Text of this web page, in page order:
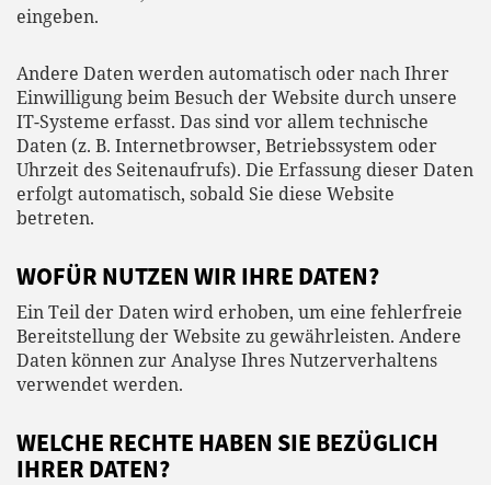
eingeben.
Andere Daten werden automatisch oder nach Ihrer
Einwilligung beim Besuch der Website durch unsere
IT-Systeme erfasst. Das sind vor allem technische
Daten (z. B. Internetbrowser, Betriebssystem oder
Uhrzeit des Seitenaufrufs). Die Erfassung dieser Daten
erfolgt automatisch, sobald Sie diese Website
betreten.
WOFÜR NUTZEN WIR IHRE DATEN?
Ein Teil der Daten wird erhoben, um eine fehlerfreie
Bereitstellung der Website zu gewährleisten. Andere
Daten können zur Analyse Ihres Nutzerverhaltens
verwendet werden.
WELCHE RECHTE HABEN SIE BEZÜGLICH
IHRER DATEN?